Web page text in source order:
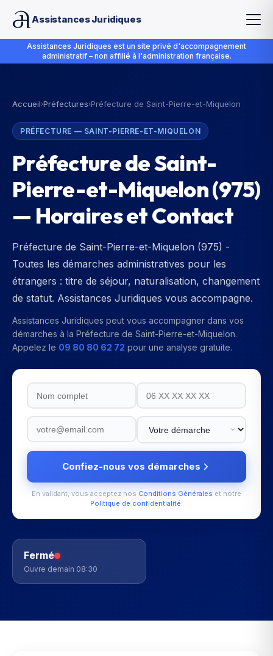
Assistances Juridiques
Assistances Juridiques est un site privé d'accompagnement
administratif – non affilié à l'administration française.
Accueil›Préfectures›Préfecture de Saint-Pierre-et-Miquelon
PRÉFECTURE — SAINT-PIERRE-ET-MIQUELON
Préfecture de Saint-
Pierre-et-Miquelon(975)
— Horaires et Contact
Préfecture de Saint-Pierre-et-Miquelon (975) -
Toutes les démarches administratives pour les
étrangers : titre de séjour, naturalisation, changement
de statut. Assistances Juridiques vous accompagne.
Assistances Juridiques peut vous accompagner dans vos
démarches à la Préfecture de Saint-Pierre-et-Miquelon.
Appelez le 09 80 80 62 72 pour une analyse gratuite.
Confiez-nous vos démarches
En validant, vous acceptez nos Conditions Générales et notre
Politique de confidentialité.
Fermé
Ouvre demain 08:30